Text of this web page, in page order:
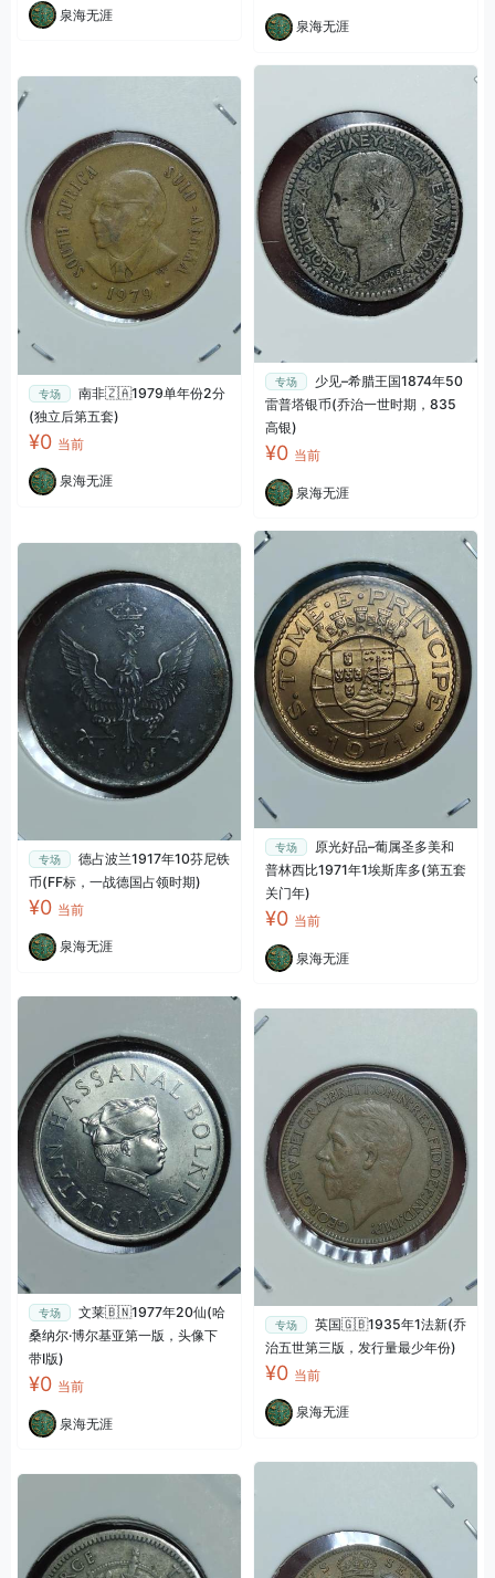
泉海无涯
泉海无涯
专场
南非🇿🇦1979单年份2分
(独立后第五套)
¥0 当前
泉海无涯
专场
少见–希腊王国1874年50
雷普塔银币(乔治一世时期，835
高银)
¥0 当前
泉海无涯
专场
德占波兰1917年10芬尼铁
币(FF标，一战德国占领时期)
¥0 当前
泉海无涯
专场
原光好品–葡属圣多美和
普林西比1971年1埃斯库多(第五套
关门年)
¥0 当前
泉海无涯
专场
文莱🇧🇳1977年20仙(哈
桑纳尔·博尔基亚第一版，头像下
带I版)
¥0 当前
泉海无涯
专场
英国🇬🇧1935年1法新(乔
治五世第三版，发行量最少年份)
¥0 当前
泉海无涯